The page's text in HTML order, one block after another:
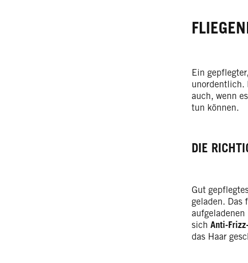
Ein
unordentlich.
auch, wenn
tun können.
DIE
Gut
geladen. Das
sich Anti-
das Haar